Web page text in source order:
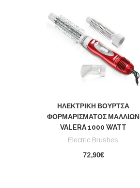
ΗΛΕΚΤΡΙΚΉ ΒΟΎΡΤΣΑ
ΦΟΡΜΑΡΊΣΜΑΤΟΣ ΜΑΛΛΙΏΝ
VALERA 1000 WATT
Electric Brushes
72,90€